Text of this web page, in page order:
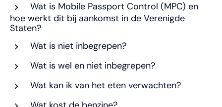
Wat is Mobile Passport Control (MPC) en
hoe werkt dit bij aankomst in de Verenigde
Staten?
Wat is niet inbegrepen?
Wat is wel en niet inbegrepen?
Wat kan ik van het eten verwachten?